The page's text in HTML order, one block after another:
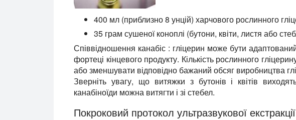
400 мл (приблизно 8 унцій) харчового рослинного
35 грам сушеної коноплі (бутони, квіти, листя або
Співвідношення канабіс : гліцерин може бути
фортеці кінцевого продукту. Кількість рослинного
або зменшувати відповідно бажаний обсяг виробництва
Зверніть увагу, що витяжки з бутонів і квітів
канабіноїди можна витягти і зі стебел.
Покроковий протокол ультразвукової